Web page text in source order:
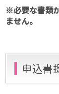
※必要な書類
ません。
申込書